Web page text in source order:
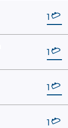
1
1
1
1